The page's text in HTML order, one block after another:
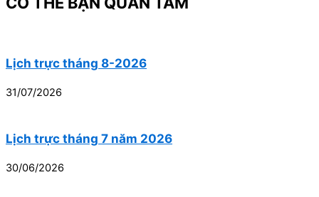
Lịch trực tháng 8-2026
31/07/2026
Lịch trực tháng 7 năm 2026
30/06/2026